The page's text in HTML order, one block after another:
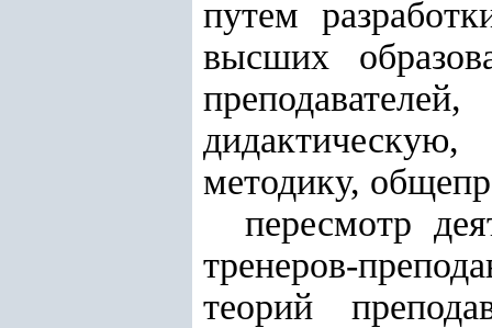
путем
высших
методику,
пересмотр
тренеров-
теорий